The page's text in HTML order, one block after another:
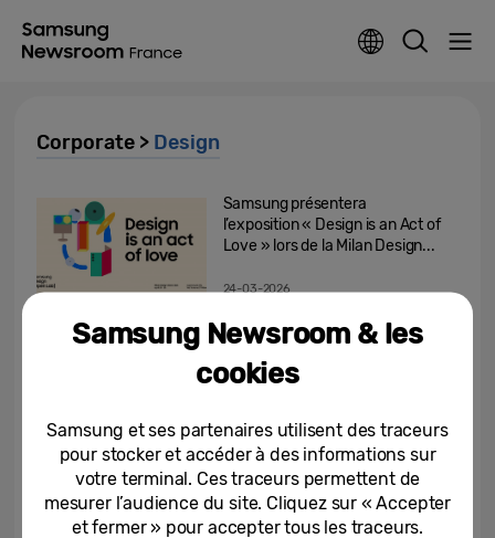
Corporate > Design
Samsung présentera
l’exposition « Design is an Act of
Love » lors de la Milan Design...
24-03-2026
Samsung réinvente l’avenir du
technologie au service de...
[Éditorial] Un design tourné vers
l’humain pour enrichir le
quotidien
Samsung Newsroom & les
cookies
Samsung et ses partenaires utilisent des traceurs
pour stocker et accéder à des informations sur
votre terminal. Ces traceurs permettent de
mesurer l’audience du site. Cliquez sur « Accepter
et fermer » pour accepter tous les traceurs.